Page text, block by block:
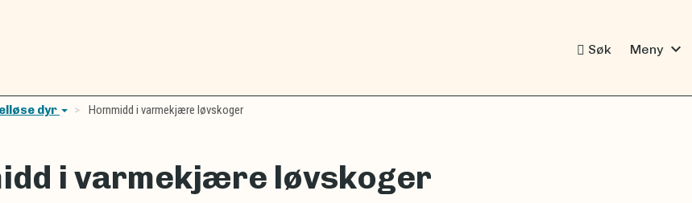
Søk Meny expand_more
dyr Hornmidd i varmekjære løvskoger
i varmekjære løvskoger